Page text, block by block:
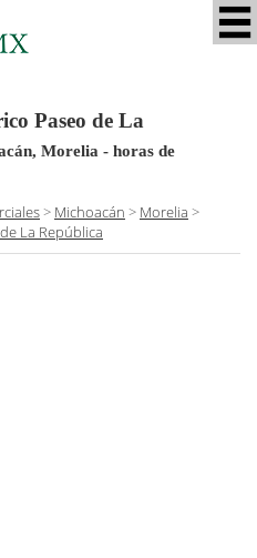
Paseo de La
Morelia - horas de
> Michoacán > Morelia >
La República